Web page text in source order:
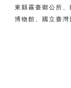
東縣霧臺鄉公所、
博物館、國立臺灣